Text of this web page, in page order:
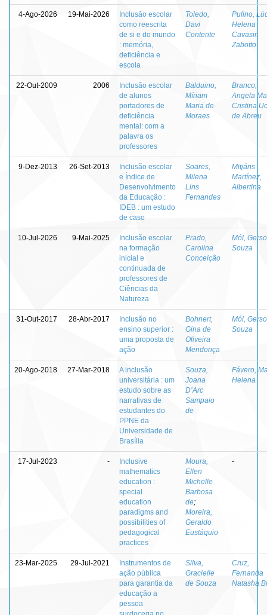
4-Ago-2026 19-Mai-2026
Inclusão escolar
como reescrita
de si e do mundo
: memória,
deficiência e
escola
Toledo,
Davi
Contente
Pulino,
Helena
Cavasin
Zabotto
22-Out-2009 2006
Inclusão escolar
de alunos
portadores de
deficiência
mental: com a
palavra os
professores
Balduino,
Míriam
Maria de
Moraes
Branco,
Angela
Cristina
de Abreu
9-Dez-2013 26-Set-2013
Inclusão escolar
e Índice de
Desenvolvimento
da Educação :
IDEB : um estudo
de caso
Soares,
Milena
Lins
Fernandes
Mitjáns
Martínez,
Albertina
10-Jul-2026 9-Mai-2025
Inclusão escolar
na formação
inicial e
continuada de
professores de
Ciências da
Natureza
Prado,
Carolina
Conceição
Mól,
Souza
31-Out-2017 28-Abr-2017
Inclusão no
ensino superior :
uma proposta de
ação
Bohnert,
Gina de
Oliveira
Mendonça
Mól,
Souza
20-Ago-2018 27-Mar-2018
A inclusão
universitária : um
estudo sobre as
narrativas de
estudantes do
PPNE da
Universidade de
Brasília
Souza,
Joana
D’Arc
Sampaio
de
Fávero,
Helena
17-Jul-2023 -
Inclusive
mathematics
education :
special
education
paradigms and
possibilities of
pedagogical
practices
Moura,
Ellen
Michelle
Barbosa
de;
Moreira,
Geraldo
Eustáquio
-
23-Mar-2025 29-Jul-2021
Instrumentos de
ação pública
para garantia da
educação a
pessoa
Silva,
Gracielle
de Souza
Cruz,
Fernanda
Natasha